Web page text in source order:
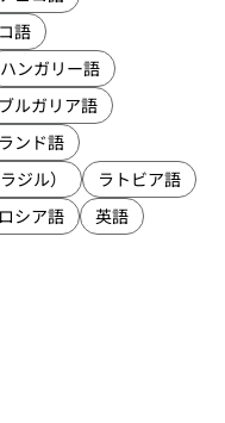
語
ハンガリー語
ブルガリア語
ンド語
ジル）
ラトビア語
ロシア語
英語